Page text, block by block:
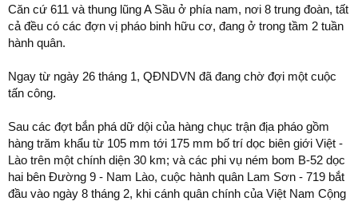
Căn cứ 611 và thung lũng A Sầu ở phía nam, nơi 8 trung đoàn, tất
cả đều có các đợn vị pháo binh hữu cơ, đang ở trong tầm 2 tuần
hành quân.
Ngay từ ngày 26 tháng 1, QĐNDVN đã đang chờ đợi một cuộc
tấn công.
Sau các đợt bắn phá dữ dội của hàng chục trận địa pháo gồm
hàng trăm khẩu từ 105 mm tới 175 mm bố trí dọc biên giới Việt -
Lào trên một chính diện 30 km; và các phi vụ ném bom B-52 dọc
hai bên Đường 9 - Nam Lào, cuộc hành quân Lam Sơn - 719 bắt
đầu vào ngày 8 tháng 2, khi cánh quân chính của Việt Nam Cộng